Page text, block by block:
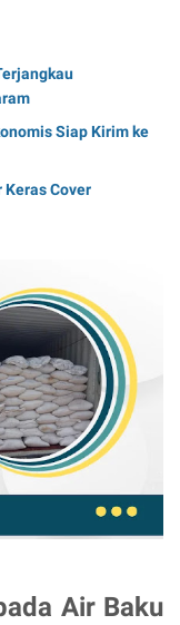
Siap Kirim ke
Cover
Air Baku